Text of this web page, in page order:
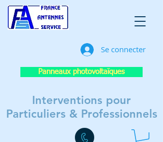
Se connecter
Panneaux photovoltaïques
Interventions pour
Particuliers & Professionnels